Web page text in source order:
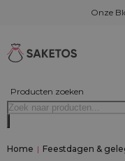
Onze
Producten zoeken
Home | Feestdagen &